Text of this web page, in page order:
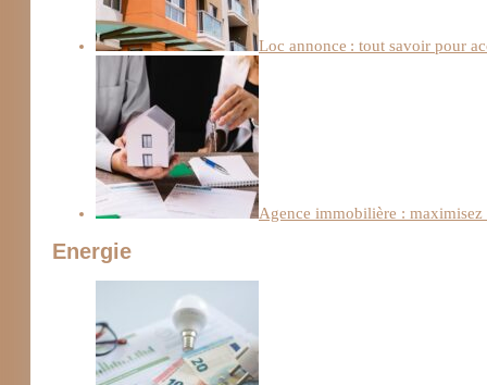
Loc annonce : tout savoir pour
Agence immobilière :
Energie